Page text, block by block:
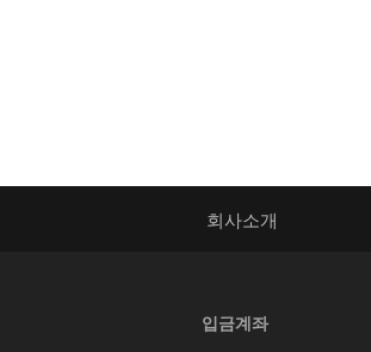
회사소개
입금계좌